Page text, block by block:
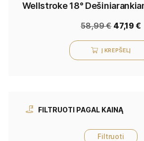
Wellstroke 18°
58,99€ 47,19 €
Į KREPŠELĮ
FILTRUOTI PAGAL KAINĄ
Filtruoti